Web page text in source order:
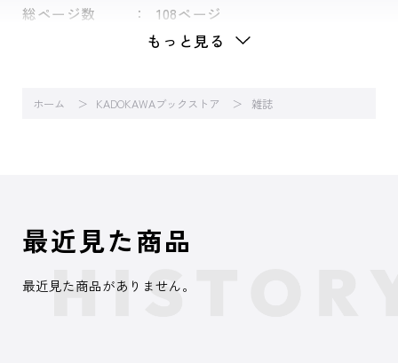
総ページ数 108ページ
もっと見る
ホーム KADOKAWAブックストア 雑誌
最近見た商品
最近見た商品がありません。